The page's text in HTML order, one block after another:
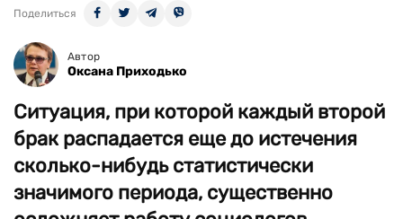
Поделиться
Автор
Оксана Приходько
Ситуация, при которой каждый второй
брак распадается еще до истечения
сколько-нибудь статистически
значимого периода, существенно